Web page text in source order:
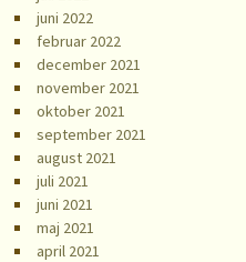
juni 2022
februar 2022
december 2021
november 2021
oktober 2021
september 2021
august 2021
juli 2021
juni 2021
maj 2021
april 2021